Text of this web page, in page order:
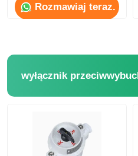
Rozmawiaj teraz.
wyłącznik